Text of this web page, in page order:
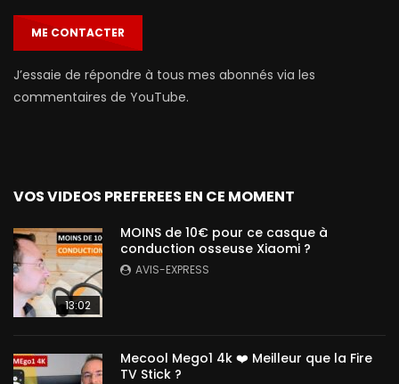
ME CONTACTER
J’essaie de répondre à tous mes abonnés via les
commentaires de YouTube.
VOS VIDEOS PREFEREES EN CE MOMENT
13:02
MOINS de 10€ pour ce casque à
conduction osseuse Xiaomi ?
AVIS-EXPRESS
Mecool Mego1 4k ❤️ Meilleur que la Fire
TV Stick ?